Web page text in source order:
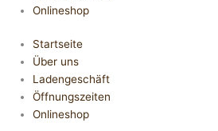
Onlineshop
Startseite
Über uns
Ladengeschäft
Öffnungszeiten
Onlineshop